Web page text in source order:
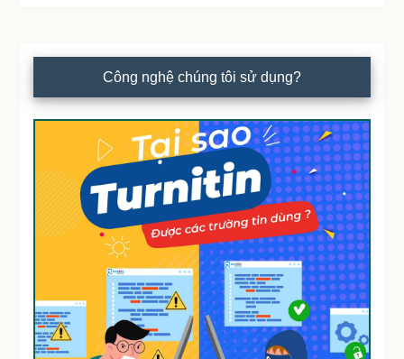
Công nghệ chúng tôi sử dụng?